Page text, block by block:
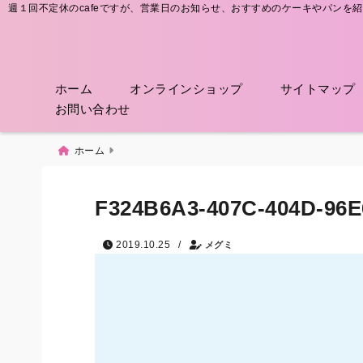
週１回不定休のcafeですが、営業日のお知らせ、おすすめのケーキやパンを
ホーム オンラインショップ
サイトマップ
お問い合わせ
ホーム
F324B6A3-407C-404D-
2019.10.25 / メグミ